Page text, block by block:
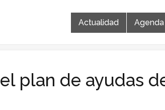
Actualidad Agenda
plan de ayudas